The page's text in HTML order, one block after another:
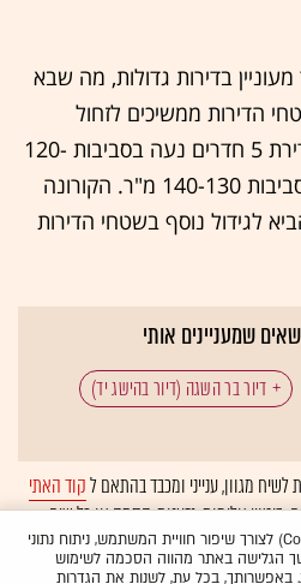
בדירות גדולות, מה שבא
הדירות ממשיכים לזחול
מעלה. אם לפני 15 שנה דירת 5 חדרים נעה בסביבות 120-
125 מ"ר, כיום היא נעה בסביבות 140-130 מ"ר. הקורונה
לגידול נוסף בשטחי הדירות
שמעניינים אותי
דיור בר השגה (דיור בהישג יד)
מגוון, ענייני ומכבד בהתאם לקוד האתי
ביטויי אלימות, גזענות, הסתה או כל שיח
ולא יפורסמו באתר.
האתר עושה שימוש בעוגיות (Cookies) לצורך שיפור חוויית המשתמש, ניתוח נתוני
הגלישה באתר מהווה הסכמה לשימוש
. באפשרותך, בכל עת, לשנות את הגדרות